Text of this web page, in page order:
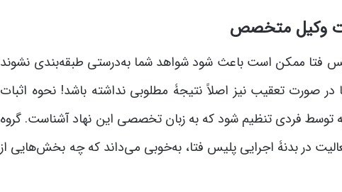
فتا ممکن است باعث شود شواهد شما به‌درستی طبقه‌بندی نشوند
تعقیب نیز اصلاً نتیجۀ مطلوبی نداشته باشد! نحوه اثبات
توسط فردی تنظیم شود که به زبان تخصصی این نهاد آشناست. گروه
در بدنۀ اجرایی پلیس فتا، به‌خوبی می‌داند که چه بخش‌هایی از